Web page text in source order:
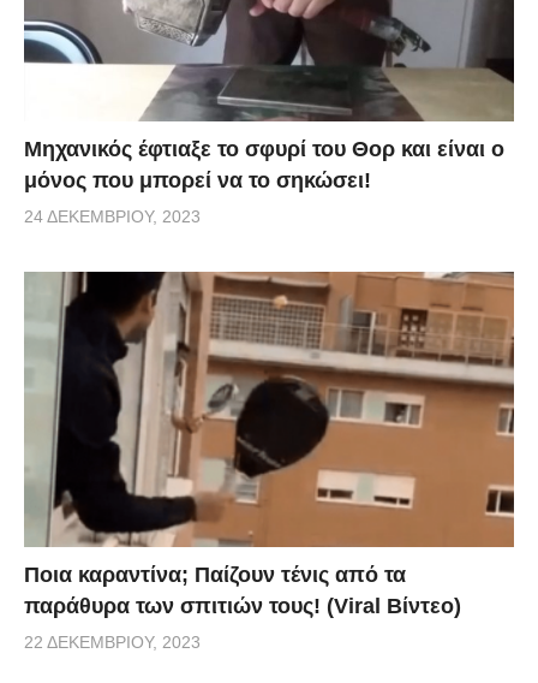
Μηχανικός έφτιαξε το σφυρί του Θορ και είναι ο
μόνος που μπορεί να το σηκώσει!
24 ΔΕΚΕΜΒΡΊΟΥ, 2023
Ποια καραντίνα; Παίζουν τένις από τα
παράθυρα των σπιτιών τους! (Viral Βίντεο)
22 ΔΕΚΕΜΒΡΊΟΥ, 2023